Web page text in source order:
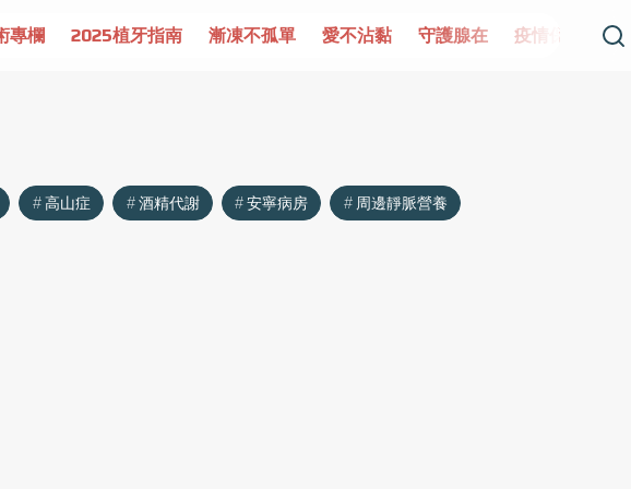
專欄 2025植牙指南 漸凍不孤單 愛不沾黏 守護腺在 疫情保衛戰
高山症 酒精代謝 安寧病房 周邊靜脈營養